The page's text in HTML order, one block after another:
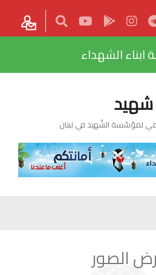
الشهداء
لمؤسّسة الشّهيد في لبنان
الصور